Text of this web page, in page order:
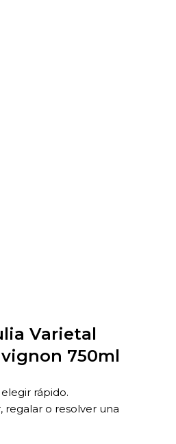
Varietal
750ml
rápido.
regalar o resolver una